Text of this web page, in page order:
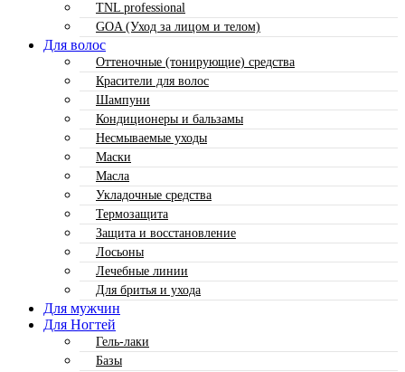
TNL professional
GOA (Уход за лицом и телом)
Для волос
Оттеночные (тонирующие) средства
Красители для волос
Шампуни
Кондиционеры и бальзамы
Несмываемые уходы
Маски
Масла
Укладочные средства
Термозащита
Защита и восстановление
Лосьоны
Лечебные линии
Для бритья и ухода
Для мужчин
Для Ногтей
Гель-лаки
Базы